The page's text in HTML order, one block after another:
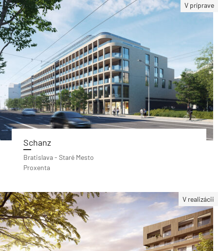
V príprave
Schanz
Bratislava - Staré Mesto
Proxenta
V realizácii